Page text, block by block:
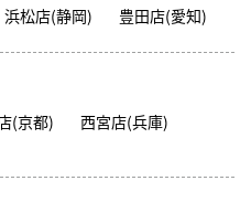
浜松店(静岡) 豊田店(愛知)
(京都)
西宮店(兵庫)